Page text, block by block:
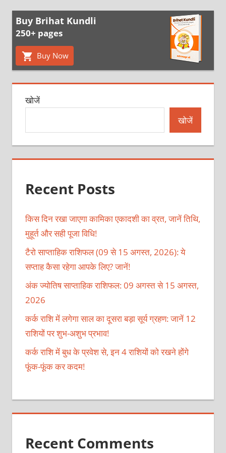
Buy Brihat Kundli
250+ pages
Buy Now
खोजें
खोजें
Recent Posts
किस दिन रखा जाएगा कामिका एकादशी का व्रत, जानें तिथि,
मुहूर्त और सही पूजा विधि!
टैरो साप्ताहिक राशिफल (09 से 15 अगस्त, 2026): ये
सप्ताह कैसा रहेगा आपके लिए? जानें!
अंक ज्योतिष साप्ताहिक राशिफल: 09 अगस्त से 15 अगस्त,
2026
कर्क राशि में लगेगा साल का दूसरा बड़ा सूर्य ग्रहण: जानें 12
राशियों पर शुभ-अशुभ प्रभाव!
कर्क राशि में बुध के प्रवेश से, इन 4 राशियों को रखने होंगे
फूंक-फूंक कर कदम!
Recent Comments